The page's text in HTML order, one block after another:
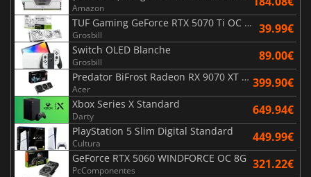
Amazon
TUF Gaming GeForce RTX 5070 Ti OC White Edition 16GB
Grosbill 39.99€
Switch OLED Blanche
Grosbill 89.00€
Predator BiFrost Radeon RX 9070 XT OC 16 Go
Acer 399.90€
Xbox Series X Standard
Darty 649.94€
PlayStation 5 Slim Digital Standard
Cultura 449.99€
GeForce RTX 5060 WINDFORCE OC 8G
PcComponentes 321.22€